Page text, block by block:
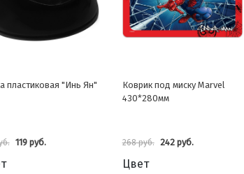
пластиковая "Инь Ян"
119 руб.
Коврик под миску Marvel
430*280мм
268 руб. 242 руб.
Цвет